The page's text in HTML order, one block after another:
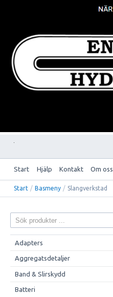
Start Hjälp Kontakt Om oss
Start / Basmeny / Slangverkstad
Adapters
Aggregatsdetaljer
Band & Slirskydd
Batteri